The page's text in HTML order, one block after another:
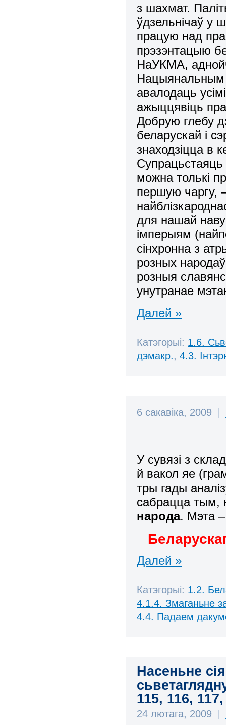
з шахмат.
ўдзельнічаў у
працую над
прэзэнтацыю
НаУКМА,
Нацыянальным
авалодаць
ажыццявіць
Добрую глебу
беларускай і
знаходзіцца в
можна толькі
першую чаргу,
для нашай
імперыям
сінхронна з
розных
розныя
унутранае
Далей »
Катэгорыі: 1.6.
дэмакр.,4.3.
6 сакавіка, 2009 |
У сувязі з
й вакол яе
тры гады
сабрацца тым,
народа. Мэта
Далей »
Катэгорыі: 1.2.
4.1.4. Змаганьне
4.4. Падаем
Насеньне
115, 116,
24 лютага, 2009